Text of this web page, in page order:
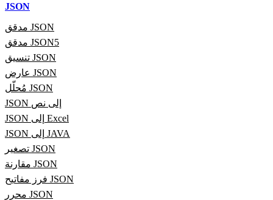
JSON
مدقق JSON
مدقق JSON5
تنسيق JSON
عارض JSON
مُحلّل JSON
JSON إلى نص
JSON إلى Excel
JSON إلى JAVA
تصغير JSON
مقارنة JSON
فرز مفاتيح JSON
محرر JSON